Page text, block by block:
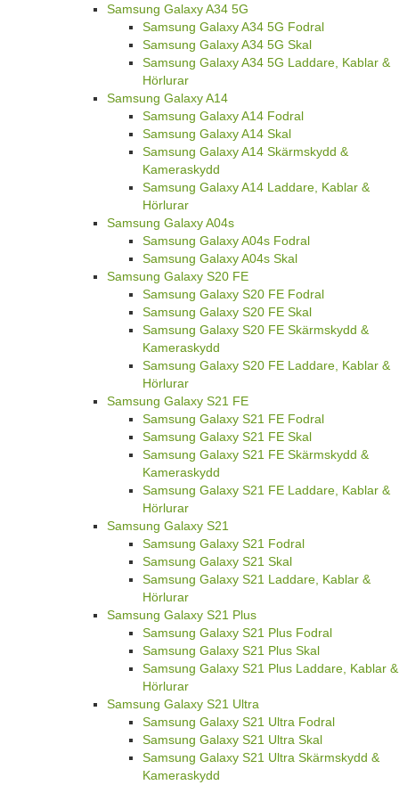
Samsung Galaxy A34 5G
Samsung Galaxy A34 5G Fodral
Samsung Galaxy A34 5G Skal
Samsung Galaxy A34 5G Laddare, Kablar &
Hörlurar
Samsung Galaxy A14
Samsung Galaxy A14 Fodral
Samsung Galaxy A14 Skal
Samsung Galaxy A14 Skärmskydd &
Kameraskydd
Samsung Galaxy A14 Laddare, Kablar &
Hörlurar
Samsung Galaxy A04s
Samsung Galaxy A04s Fodral
Samsung Galaxy A04s Skal
Samsung Galaxy S20 FE
Samsung Galaxy S20 FE Fodral
Samsung Galaxy S20 FE Skal
Samsung Galaxy S20 FE Skärmskydd &
Kameraskydd
Samsung Galaxy S20 FE Laddare, Kablar &
Hörlurar
Samsung Galaxy S21 FE
Samsung Galaxy S21 FE Fodral
Samsung Galaxy S21 FE Skal
Samsung Galaxy S21 FE Skärmskydd &
Kameraskydd
Samsung Galaxy S21 FE Laddare, Kablar &
Hörlurar
Samsung Galaxy S21
Samsung Galaxy S21 Fodral
Samsung Galaxy S21 Skal
Samsung Galaxy S21 Laddare, Kablar &
Hörlurar
Samsung Galaxy S21 Plus
Samsung Galaxy S21 Plus Fodral
Samsung Galaxy S21 Plus Skal
Samsung Galaxy S21 Plus Laddare, Kablar &
Hörlurar
Samsung Galaxy S21 Ultra
Samsung Galaxy S21 Ultra Fodral
Samsung Galaxy S21 Ultra Skal
Samsung Galaxy S21 Ultra Skärmskydd &
Kameraskydd